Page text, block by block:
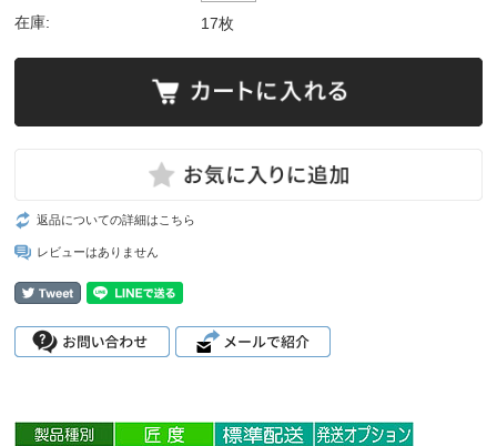
在庫: 17枚
返品についての詳細はこちら
レビューはありません